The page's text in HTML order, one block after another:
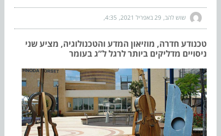
שוש להב 29 באפריל 2021 4:35
טכנודע חדרה, מוזיאון המדע והטכנולוגיה, מציע שני
ניסויים מדליקים ביותר לרגל ל”ג בעומר